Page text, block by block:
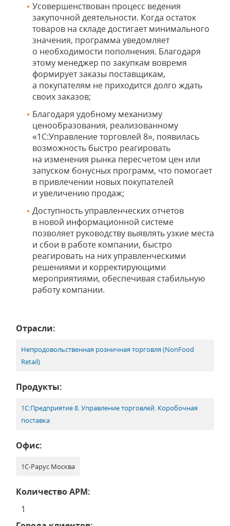
Усовершенствован процесс ведения
закупочной деятельности. Когда остаток
товаров на складе достигает минимального
значения, программа уведомляет
о необходимости пополнения. Благодаря
этому менеджер по закупкам вовремя
формирует заказы поставщикам,
а покупателям не приходится долго ждать
своих заказов;
Благодаря удобному механизму
ценообразования, реализованному
«1С:Управление торговлей 8», появилась
возможность быстро реагировать
на изменения рынка пересчетом цен или
запуском бонусных программ, что помогает
в привлечении новых покупателей
и увеличению продаж;
Доступность управленческих отчетов
в новой информационной системе
позволяет руководству выявлять узкие места
и сбои в работе компании, быстро
реагировать на них управленческими
решениями и корректирующими
мероприятиями, обеспечивая стабильную
работу компании.
Отрасли:
Непродовольственная розничная торговля (NonFood
Retail)
Продукты:
1С:Предприятие 8. Управление торговлей. Коробочная
поставка
Офис:
1С-Рарус Москва
Количество АРМ:
1